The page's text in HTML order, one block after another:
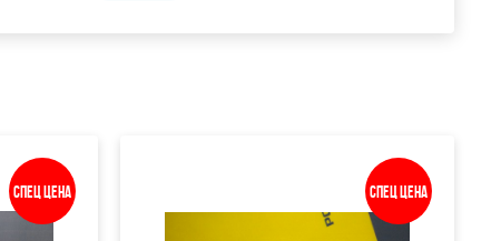
Спец цена Спец цена